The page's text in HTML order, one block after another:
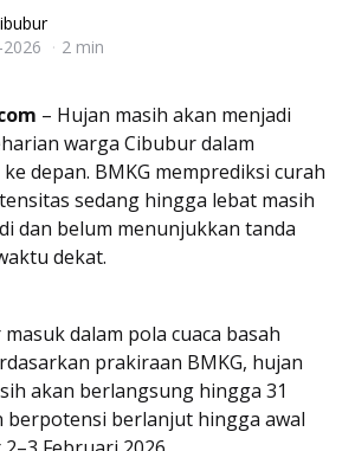
2 min
– Hujan masih akan menjadi
warga Cibubur dalam
depan. BMKG memprediksi curah
sedang hingga lebat masih
dan belum menunjukkan tanda
dekat.
dalam pola cuaca basah
prakiraan BMKG, hujan
akan berlangsung hingga 31
berpotensi berlanjut hingga awal